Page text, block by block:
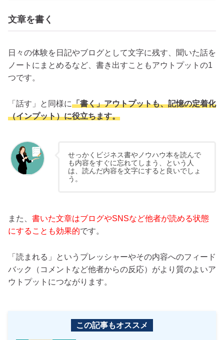
文章を書く
日々の体験を日記やブログとして文字に残す、聞いた話を
ノートにまとめるなど、書き出すこともアウトプットの1
つです。
「話す」と同様に「書く」アウトプットも、記憶の定着化
（インプット）に役立ちます。
せっかくビジネス書やノウハウ本を読んで
も内容をすぐに忘れてしまう、という人
は、読んだ内容を文字にすると良いでしょ
う。
また、 書いた文章はブログやSNSなど他者が読める状態
にすることも効果的です。
「読まれる」というプレッシャーやその内容へのフィード
バック（コメントなど他者からの反応）がより質のよいア
ウトプットにつながります。
この記事もオススメ